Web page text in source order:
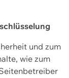
und zum
wie zum